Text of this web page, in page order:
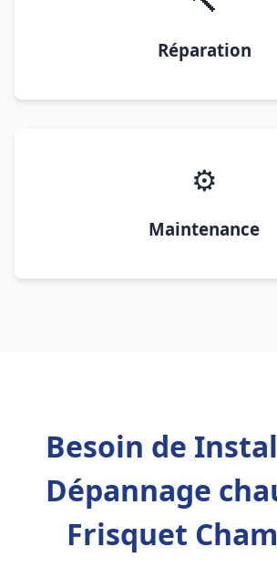
Réparation
⚙️
Maintenance
Besoin de
Dépannage
Frisquet